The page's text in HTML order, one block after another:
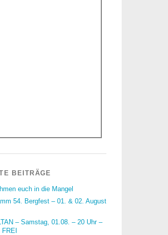
BEITRÄGE
euch in die Mangel
54. Bergfest – 01. & 02. August
– Samstag, 01.08. – 20 Uhr –